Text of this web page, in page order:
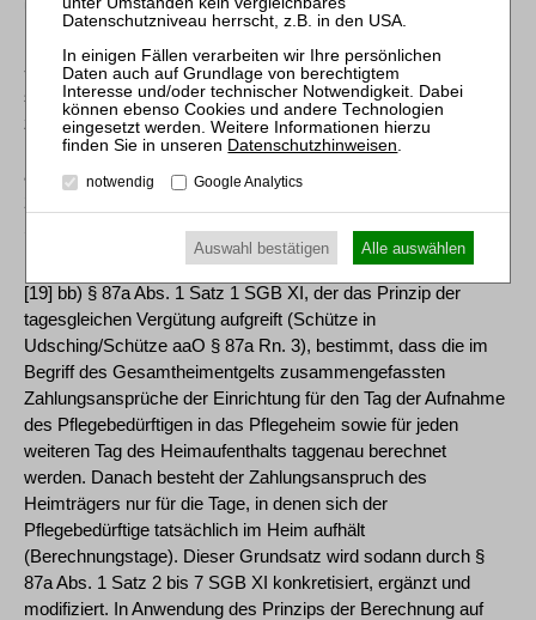
unterstellt werden. Für diejenigen Pflegeheimbewohner, die
- wie der Kläger - Leistungen der Pflegeversicherung für
stationäre Pflege (siehe § 43 SGB XI) beziehen, gilt somit
zusätzlich zu den Bestimmungen des Wohn- und
Betreuungsgesetzes die Vorschrift des § 87a Abs. 1 SGB XI
als vorrangige Sonderregelung (AG Bad Segeberg, Urteil vom
SGB XI aaO Rn. 4 f, 20).
[19] bb) § 87a Abs. 1 Satz 1 SGB XI, der das Prinzip der
tagesgleichen Vergütung aufgreift (Schütze in
Udsching/Schütze aaO § 87a Rn. 3), bestimmt, dass die im
Begriff des Gesamtheimentgelts zusammengefassten
Zahlungsansprüche der Einrichtung für den Tag der Aufnahme
des Pflegebedürftigen in das Pflegeheim sowie für jeden
weiteren Tag des Heimaufenthalts taggenau berechnet
werden. Danach besteht der Zahlungsanspruch des
Heimträgers nur für die Tage, in denen sich der
Pflegebedürftige tatsächlich im Heim aufhält
(Berechnungstage). Dieser Grundsatz wird sodann durch §
87a Abs. 1 Satz 2 bis 7 SGB XI konkretisiert, ergänzt und
modifiziert. In Anwendung des Prinzips der Berechnung auf
Datenschutzhinweisen
notwendig Google Analytics
Auswahl bestätigen Alle auswählen